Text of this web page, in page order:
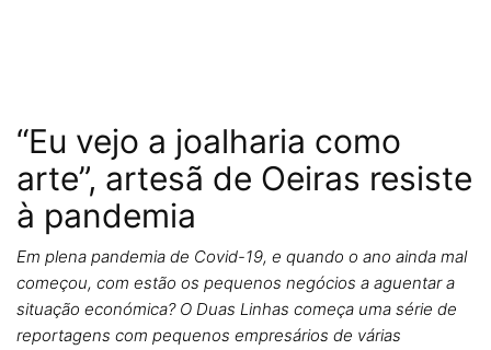
“Eu vejo a joalharia como
arte”, artesã de Oeiras resiste
à pandemia
Em plena pandemia de Covid-19, e quando o ano ainda mal
começou, com estão os pequenos negócios a aguentar a
situação económica? O Duas Linhas começa uma série de
reportagens com pequenos empresários de várias